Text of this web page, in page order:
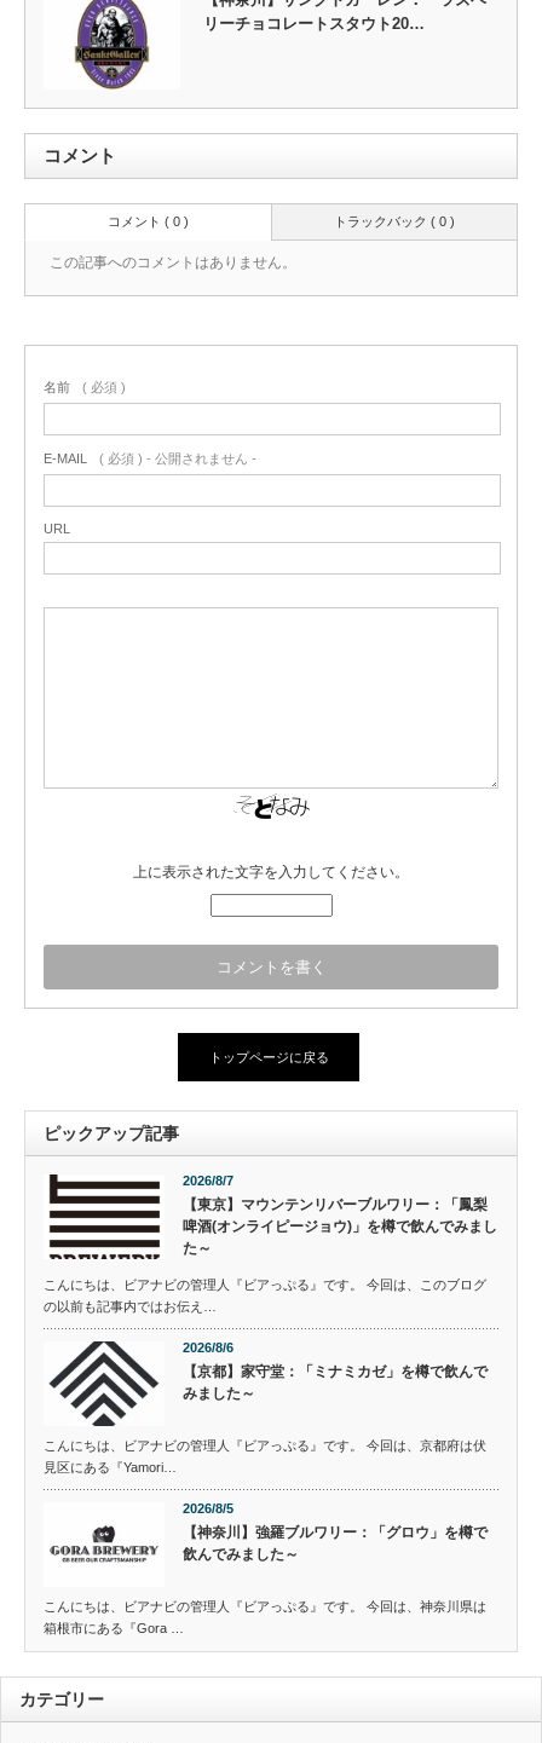
リーチョコレートスタウト20…
コメント
トラックバック ( 0 )
コメント ( 0 )
この記事へのコメントはありません。
名前 ( 必須 )
E-MAIL ( 必須 ) - 公開されません -
URL
上に表示された文字を入力してください。
トップページに戻る
ピックアップ記事
2026/8/7
【東京】マウンテンリバーブルワリー：「鳳梨
啤酒(オンライピージョウ)」を樽で飲んでみまし
た～
こんにちは、ビアナビの管理人『ビアっぷる』です。 今回は、このブログ
の以前も記事内ではお伝え…
2026/8/6
【京都】家守堂：「ミナミカゼ」を樽で飲んで
みました～
こんにちは、ビアナビの管理人『ビアっぷる』です。 今回は、京都府は伏
見区にある『Yamori…
2026/8/5
【神奈川】強羅ブルワリー：「グロウ」を樽で
飲んでみました～
こんにちは、ビアナビの管理人『ビアっぷる』です。 今回は、神奈川県は
箱根市にある『Gora …
カテゴリー